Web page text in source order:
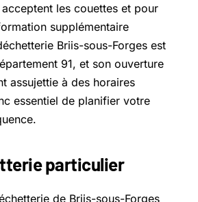
les couettes et pour
supplémentaire
Briis-sous-Forges est
91, et son ouverture
assujettie à des horaires
essentiel de planifier votre
particulier
de Briis-sous-Forges